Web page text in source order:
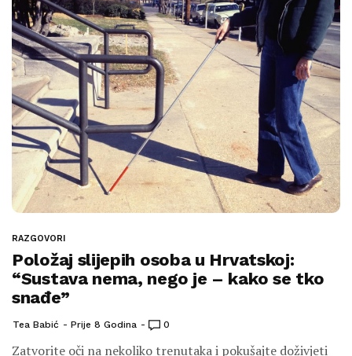
RAZGOVORI
Položaj slijepih osoba u Hrvatskoj:
“Sustava nema, nego je – kako se tko
snađe”
Tea Babić Prije 8 Godina 0
Zatvorite oči na nekoliko trenutaka i pokušajte doživjeti